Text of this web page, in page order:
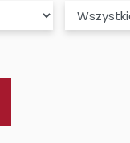
Gmina